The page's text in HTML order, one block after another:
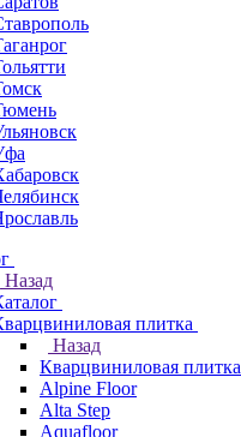
Назад
плитка
Назад
Кварцвиниловая плитка
Alpine Floor
Alta Step
Aquafloor